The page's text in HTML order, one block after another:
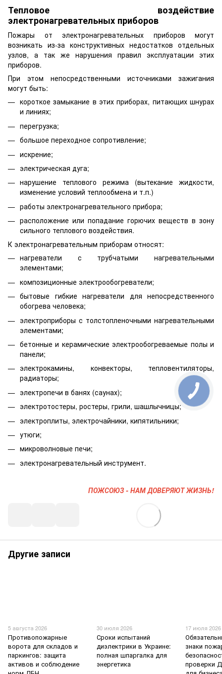
Тепловое воздействие
электронагревательных приборов
Пожары от электронагревательных приборов могут
возникать из-за конструктивных недостатков отдельных
узлов, а так же нарушения правил эксплуатации этих
приборов.
При этом непосредственными источниками зажигания
могут быть:
короткое замыкание в этих приборах, питающих шнурах
и линиях;
перегрузка;
большое переходное сопротивление;
искрение;
электрическая дуга;
нарушение теплового режима (вытекание жидкости,
изменение условий теплообмена и т.п.)
работы электронагревательного прибора;
расположение или попадание горючих веществ в зону
сильного теплового воздействия.
К электронагревательным приборам относят:
нагреватели с трубчатыми нагревательными
элементами;
композиционные электрообогреватели;
бытовые гибкие нагреватели для непосредственного
обогрева человека;
электроприборы с толстопленочными нагревательными
элементами;
бетонные и керамические электрообогреваемые полы и
панели;
электрокамины, конвекторы, тепловентиляторы,
радиаторы;
электропечи в банях (саунах);
электротостеры, ростеры, грили, шашлычницы;
электроплиты, электрочайники, кипятильники;
утюги;
микроволновые печи;
электронагревательный инструмент.
ПОЖСОЮЗ - НАМ ДОВЕРЯЮТ ЖИЗНЬ!
Другие записи
5 августа 2026
Противопожарные
ворота для складов и
паркингов: защита
активов и соблюдение
30 июля 2026
Сроки испытаний
диэлектрики в Украине:
полная шпаргалка для
энергетика
17 июля 2026
знаки
проверки
КНОПКА
ЗВ'ЯЗКУ